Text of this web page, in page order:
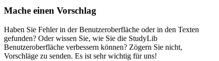
Mache einen Vorschlag
Haben Sie Fehler in der Benutzeroberfläche oder in den Texten
gefunden? Oder wissen Sie, wie Sie die StudyLib
Benutzeroberfläche verbessern können? Zögern Sie nicht,
Vorschläge zu senden. Es ist sehr wichtig für uns!